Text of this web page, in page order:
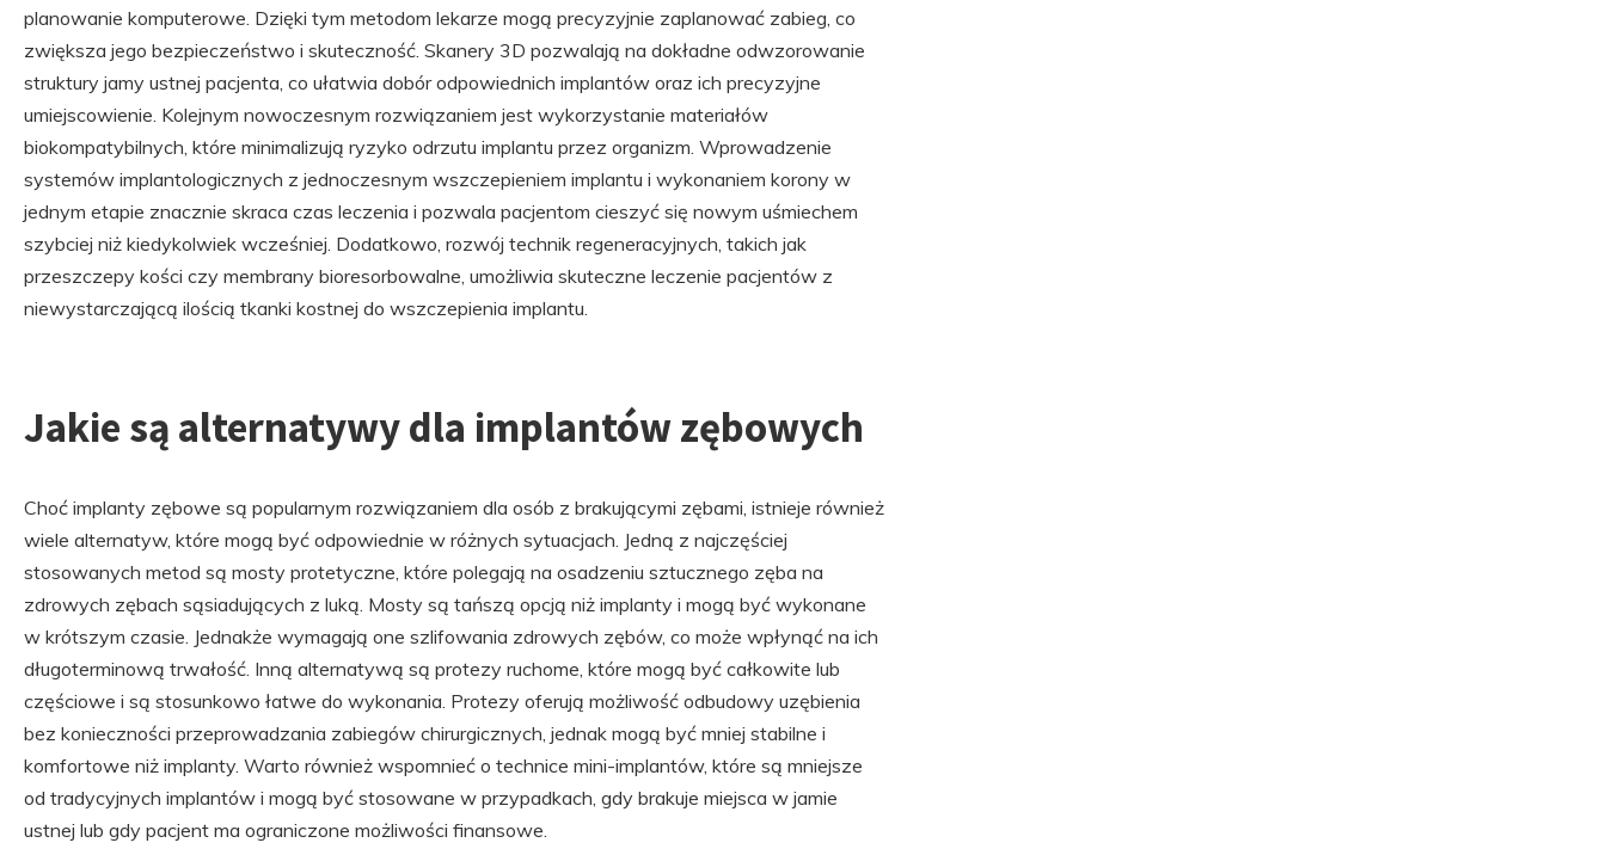
planowanie komputerowe. Dzięki tym metodom lekarze mogą precyzyjnie zaplanować zabieg, co
zwiększa jego bezpieczeństwo i skuteczność. Skanery 3D pozwalają na dokładne odwzorowanie
struktury jamy ustnej pacjenta, co ułatwia dobór odpowiednich implantów oraz ich precyzyjne
umiejscowienie. Kolejnym nowoczesnym rozwiązaniem jest wykorzystanie materiałów
biokompatybilnych, które minimalizują ryzyko odrzutu implantu przez organizm. Wprowadzenie
systemów implantologicznych z jednoczesnym wszczepieniem implantu i wykonaniem korony w
jednym etapie znacznie skraca czas leczenia i pozwala pacjentom cieszyć się nowym uśmiechem
szybciej niż kiedykolwiek wcześniej. Dodatkowo, rozwój technik regeneracyjnych, takich jak
przeszczepy kości czy membrany bioresorbowalne, umożliwia skuteczne leczenie pacjentów z
niewystarczającą ilością tkanki kostnej do wszczepienia implantu.
Jakie są alternatywy dla implantów zębowych
Choć implanty zębowe są popularnym rozwiązaniem dla osób z brakującymi zębami, istnieje również
wiele alternatyw, które mogą być odpowiednie w różnych sytuacjach. Jedną z najczęściej
stosowanych metod są mosty protetyczne, które polegają na osadzeniu sztucznego zęba na
zdrowych zębach sąsiadujących z luką. Mosty są tańszą opcją niż implanty i mogą być wykonane
w krótszym czasie. Jednakże wymagają one szlifowania zdrowych zębów, co może wpłynąć na ich
długoterminową trwałość. Inną alternatywą są protezy ruchome, które mogą być całkowite lub
częściowe i są stosunkowo łatwe do wykonania. Protezy oferują możliwość odbudowy uzębienia
bez konieczności przeprowadzania zabiegów chirurgicznych, jednak mogą być mniej stabilne i
komfortowe niż implanty. Warto również wspomnieć o technice mini-implantów, które są mniejsze
od tradycyjnych implantów i mogą być stosowane w przypadkach, gdy brakuje miejsca w jamie
ustnej lub gdy pacjent ma ograniczone możliwości finansowe.